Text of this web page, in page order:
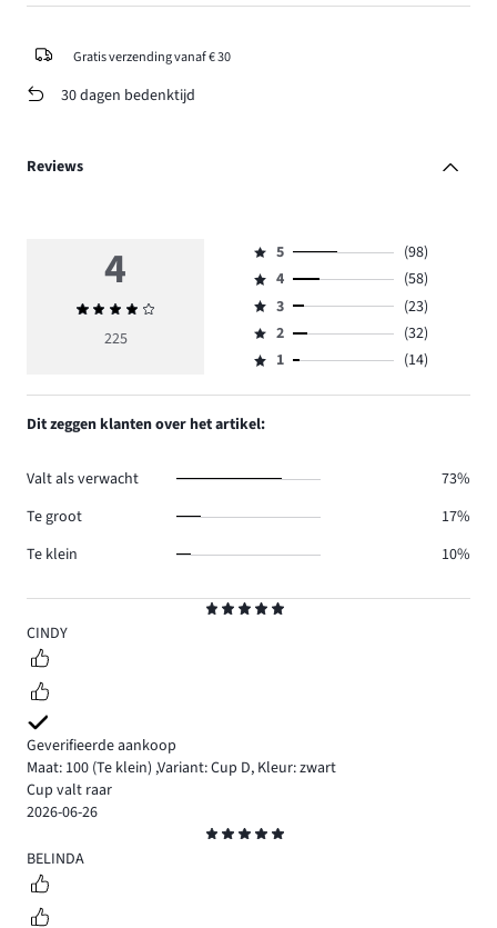
Gratis verzending vanaf € 30
30 dagen bedenktijd
Reviews
5
CINDY
Geverifieerde aankoop
Maat: 100 (Te klein) ,Variant: Cup D, Kleur: zwart
Cup valt raar
2026-06-26
5
BELINDA
4
Gemiddelde
beoordeling
225
Beoordeling
5,
aantal
reviews
98.
5
(98)
Beoordeling
4,
aantal
reviews
4
(58)
Beoordeling
3,
aantal
3
(23)
Beoordeling
2,
32.
2
(32)
Beoordeling
1,
aantal
reviews
1 (14)
Dit zeggen klanten over het artikel:
Valt als verwacht
73%
Te groot
17%
Te klein
10%